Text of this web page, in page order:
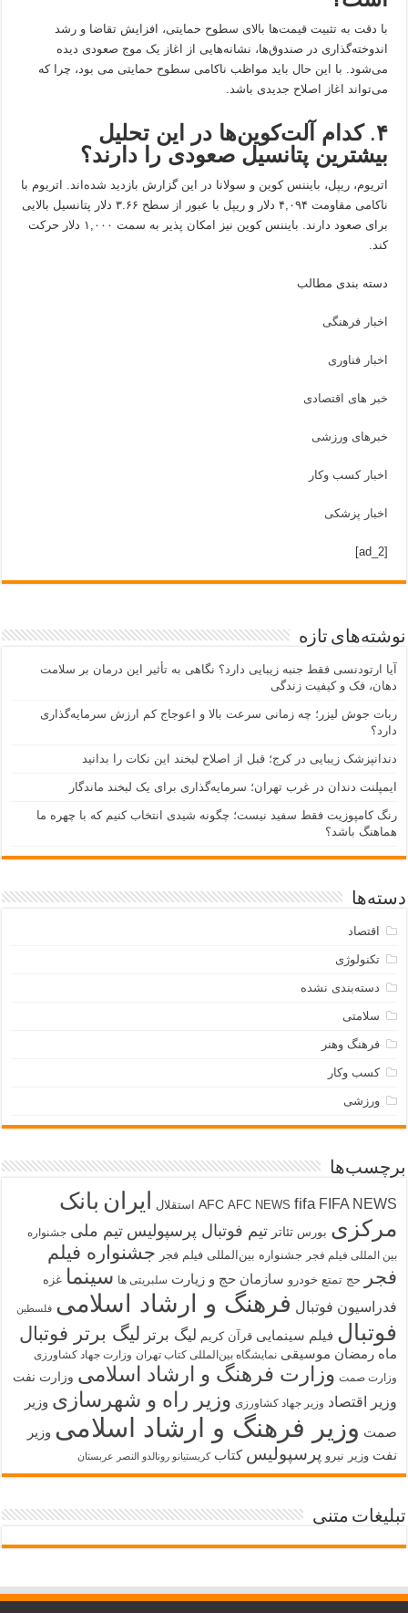
با دقت به تثبیت قیمت‌ها بالای سطوح حمایتی، افزایش تقاضا و رشد
اندوخته‌گذاری در صندوق‌ها، نشانه‌هایی از اغاز یک موج صعودی دیده
می‌شود. با این حال باید مواظب ناکامی سطوح حمایتی می بود، چرا که
می‌تواند اغاز اصلاح جدیدی باشد.
۴.کدام آلت‌کوین‌ها در این تحلیل
بیشترین پتانسیل صعودی را دارند؟
اتریوم، ریپل، بایننس کوین و سولانا در این گزارش بازدید شده‌اند. اتریوم با
ناکامی مقاومت ۴,۰۹۴ دلار و ریپل با عبور از سطح ۳.۶۶ دلار پتانسیل بالایی
برای صعود دارند. بایننس کوین نیز امکان پذیر به سمت ۱,۰۰۰ دلار حرکت
کند.
دسته بندی مطالب
اخبار فرهنگی
اخبار فناوری
خبر های اقتصادی
خبرهای ورزشی
اخبار کسب وکار
اخبار پزشکی
[ad_2]
نوشته‌های تازه
آیا ارتودنسی فقط جنبه زیبایی دارد؟ نگاهی به تأثیر این درمان بر سلامت
دهان، فک و کیفیت زندگی
ربات جوش لیزر؛ چه زمانی سرعت بالا و اعوجاج کم ارزش سرمایه‌گذاری
دارد؟
دندانپزشک زیبایی در کرج؛ قبل از اصلاح لبخند این نکات را بدانید
ایمپلنت دندان در غرب تهران؛ سرمایه‌گذاری برای یک لبخند ماندگار
رنگ کامپوزیت فقط سفید نیست؛ چگونه شیدی انتخاب کنیم که با چهره ما
هماهنگ باشد؟
دسته‌ها
اقتصاد
تکنولوژی
دسته‌بندی نشده
سلامتی
فرهنگ وهنر
کسب وکار
ورزشی
برچسب‌ها
AFC AFC NEWS fifa FIFA NEWS استقلال ایران بانک
مرکزی بورس تئاتر تیم فوتبال پرسپولیس تیم ملی جشنواره
بین المللی فیلم فجر جشنواره بین‌المللی فیلم فجر جشنواره فیلم
فجر
حج تمتع خودرو سازمان حج و زیارت سلبریتی ها سینما غزه
فدراسیون فوتبال فرهنگ و ارشاد اسلامی فلسطین
فوتبال فیلم سینمایی قرآن کریم لیگ برتر لیگ برتر فوتبال
ماه رمضان موسیقی نمایشگاه بین‌المللی کتاب تهران وزارت جهاد کشاورزی
وزارت صمت وزارت فرهنگ و ارشاد اسلامی وزارت نفت
وزیر اقتصاد وزیر جهاد کشاورزی وزیر راه و شهرسازی وزیر
صمت وزیر فرهنگ و ارشاد اسلامی وزیر
نفت وزیر نیرو پرسپولیس کتاب کریستیانو رونالدو النصر عربستان
تبلیغات متنی